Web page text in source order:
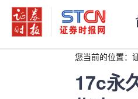
您当前的位置：
17c永